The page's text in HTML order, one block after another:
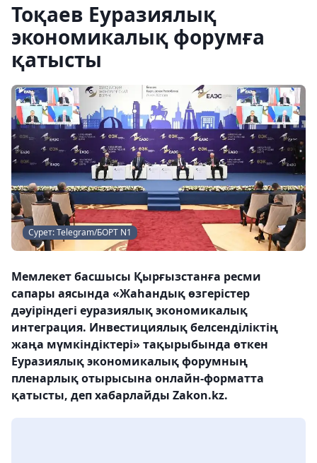
Тоқаев Еуразиялық
экономикалық форумға
қатысты
Сурет: Telegram/БОРТ N1
Мемлекет басшысы Қырғызстанға ресми
сапары аясында «Жаһандық өзгерістер
дәуіріндегі еуразиялық экономикалық
интеграция. Инвестициялық белсенділіктің
жаңа мүмкіндіктері» тақырыбында өткен
Еуразиялық экономикалық форумның
пленарлық отырысына онлайн-форматта
қатысты, деп хабарлайды Zakon.kz.